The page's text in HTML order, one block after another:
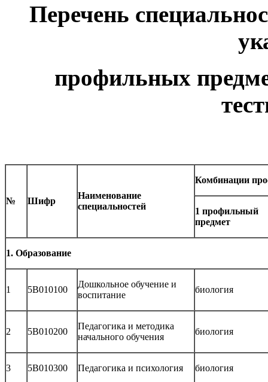
Перечень
профильных
№ Шифр
Наименование
специальностей
Комбинации
1 профильный
предмет
1. Образование
1 5В010100
Дошкольное обучение и
воспитание
биология
2 5В010200
Педагогика и методика
начального обучения
биология
3 5В010300 Педагогика и психология биология